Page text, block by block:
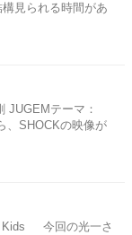
見られる時間があ
JUGEMテーマ：
SHOCKの映像が
Kids 今回の光一さ